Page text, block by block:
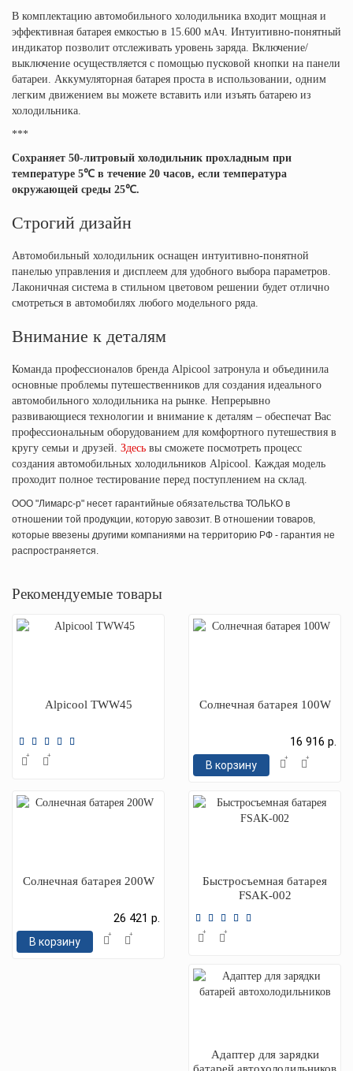
В комплектацию автомобильного холодильника входит мощная и
эффективная батарея емкостью в 15.600 мАч. Интуитивно-понятный
индикатор позволит отслеживать уровень заряда. Включение/
выключение осуществляется с помощью пусковой кнопки на панели
батареи. Аккумуляторная батарея проста в использовании, одним
легким движением вы можете вставить или изъять батарею из
холодильника.
***
Сохраняет 50-литровый холодильник прохладным при
температуре 5℃ в течение 20 часов, если температура
окружающей среды 25℃.
Строгий дизайн
Автомобильный холодильник оснащен интуитивно-понятной
панелью управления и дисплеем для удобного выбора параметров.
Лаконичная система в стильном цветовом решении будет отлично
смотреться в автомобилях любого модельного ряда.
Внимание к деталям
Команда профессионалов бренда Alpicool затронула и объединила
основные проблемы путешественников для создания идеального
автомобильного холодильника на рынке. Непрерывно
развивающиеся технологии и внимание к деталям – обеспечат Вас
профессиональным оборудованием для комфортного путешествия в
кругу семьи и друзей. Здесь вы сможете посмотреть процесс
создания автомобильных холодильников Alpicool. Каждая модель
проходит полное тестирование перед поступлением на склад.
ООО "Лимарс-р" несет гарантийные обязательства ТОЛЬКО в
отношении той продукции, которую завозит. В отношении товаров,
которые ввезены другими компаниями на территорию РФ - гарантия не
распространяется.
Рекомендуемые товары
Alpicool TWW45 Солнечная батарея 100W
16 916 р.
В корзину
Солнечная батарея 200W
26 421 р.
В корзину
Быстросъемная батарея
FSAK-002
Адаптер для зарядки